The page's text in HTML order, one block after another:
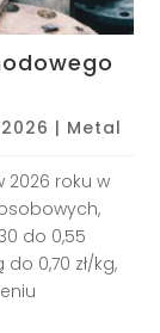
| Metal
2026 roku w
do 0,55
0,70 zł/kg,